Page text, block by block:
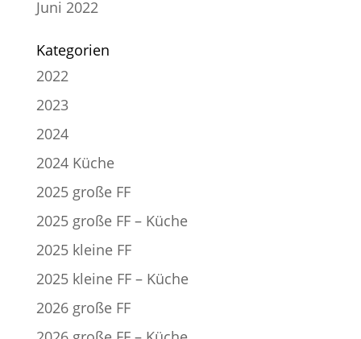
Juni 2022
Kategorien
2022
2023
2024
2024 Küche
2025 große FF
2025 große FF – Küche
2025 kleine FF
2025 kleine FF – Küche
2026 große FF